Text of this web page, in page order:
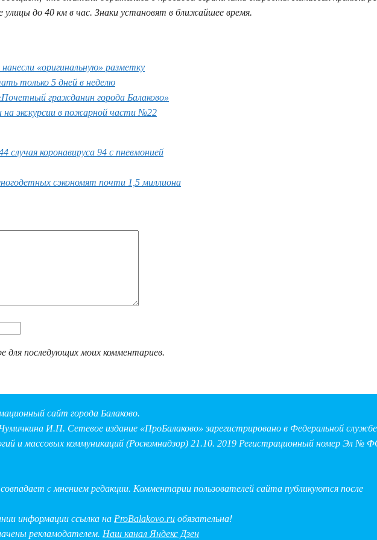
улицы до 40 км в час. Знаки установят в ближайшее время.
«оригинальную» разметку
только 5 дней в неделю
гражданин города Балаково»
на экскурсии в пожарной части №22
случая коронавируса 94 с пневмонией
сэкономят почти 1,5 миллиона
для последующих моих комментариев.
сайт города Балаково.
И.П. Сетевое издание «ПроБалаково» зарегистрировано в Федеральной службе
и массовых коммуникаций (Роскомнадзор) 21.10. 2019 Регистрационный номер Эл №
с мнением редакции. Комментарии пользователей сайта публикуются после
информации ссылка на ProBalakovo.ru обязательна!
рекламодателем. Наш канал Яндекс Дзен